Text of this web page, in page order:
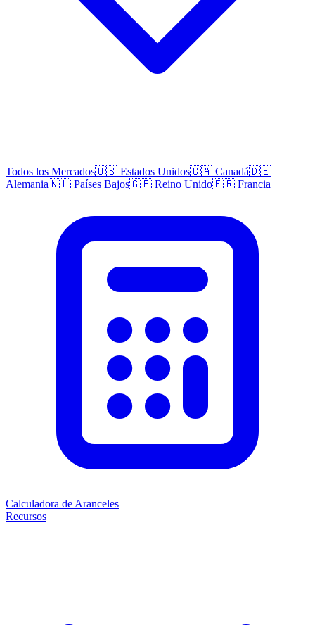
Todos los Mercados🇺🇸 Estados Unidos🇨🇦 Canadá🇩🇪
Alemania🇳🇱 Países Bajos🇬🇧 Reino Unido🇫🇷 Francia
Calculadora de Aranceles
Recursos